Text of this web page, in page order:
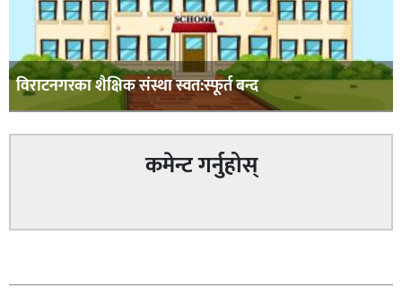
विराटनगरका शैक्षिक संस्था स्वत:स्फूर्त बन्द
कमेन्ट गर्नुहोस्